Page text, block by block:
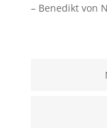
– Benedikt von